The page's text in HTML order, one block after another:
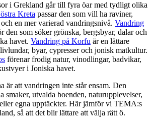
i Grekland går till fyra öar med tydligt olika
Kreta passar den som vill ha raviner,
en mer varierad vandringsnivå. Vandring
den som söker grönska, bergsbyar, dalar och
havet. Vandring på Korfu är en lättare
byar, cypresser och jonisk matkultur.
förenar frodig natur, vinodlingar, badvikar,
i Joniska havet.
är att vandringen inte står ensam. Den
smaker, utvalda boenden, naturupplevelser,
egna upptäckter. Här jämför vi TEMA:s
så att det blir lättare att välja rätt ö.